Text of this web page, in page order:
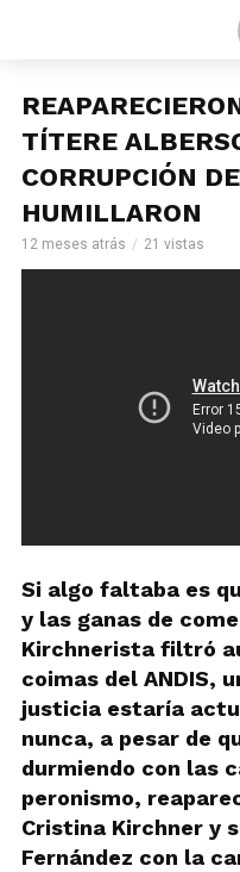
TÍTERE
CORRUPCIÓN
HUMILLARON
12 meses atrás 21 vistas
Si algo faltaba es
y las ganas de
Kirchnerista filtró
coimas del ANDIS,
justicia estaría
nunca, a pesar de
durmiendo con las
peronismo,
Cristina Kirchner y
Fernández con la